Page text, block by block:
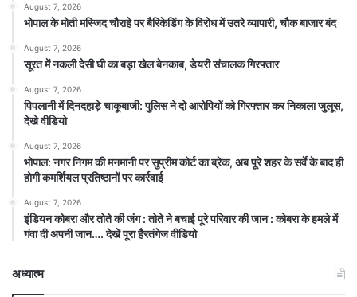
August 7, 2026
भोपाल के मोती मस्जिद चौराहे पर बैरिकेडिंग के विरोध में उतरे व्यापारी, चौक बाजार बंद
August 7, 2026
सूरत में नकली देसी घी का बड़ा खेल बेनकाब, डेयरी संचालक गिरफ्तार
August 7, 2026
पिपलानी में दिनदहाड़े चाकूबाजी: पुलिस ने दो आरोपियों को गिरफ्तार कर निकाला जुलूस,
देखे वीडियो
August 7, 2026
भोपाल: नगर निगम की मनमानी पर सुप्रीम कोर्ट का ब्रेक, अब पूरे शहर के सर्वे के बाद ही
होगी कमर्शियल प्रतिष्ठानों पर कार्रवाई
August 7, 2026
इंडियन कोबरा और तोते की जंग : तोते ने बचाई पूरे परिवार की जान : कोबरा के हमले में
गंवा दी अपनी जान…. देखें पूरा हैरतंगेज वीडियो
अध्यात्म